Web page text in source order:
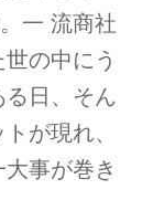
一 流商社
の中にう
日、そん
が現れ、
事が巻き